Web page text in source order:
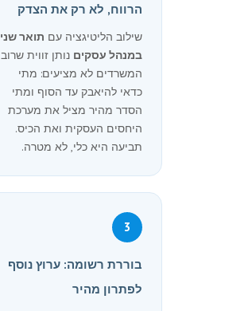
הרווח, לא רק את הצדק
שילוב הליטיגציה עם תואר שני
במנהל עסקים נותן זווית שרוב
המשרדים לא מציעים: מתי
כדאי להיאבק עד הסוף ומתי
הסדר מהיר מציל את מערכת
היחסים העסקית ואת הכיס.
תביעה היא כלי, לא מטרה.
3
בוררת רשומה: ערוץ נוסף
לפתרון מהיר